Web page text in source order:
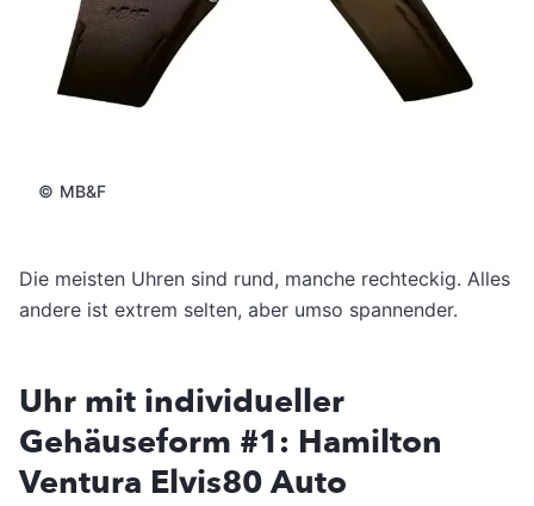
© MB&F
Die meisten Uhren sind rund, manche rechteckig. Alles
andere ist extrem selten, aber umso spannender.
Uhr mit individueller
Gehäuseform #1: Hamilton
Ventura Elvis80 Auto